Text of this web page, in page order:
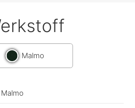
Malmo
Malmo